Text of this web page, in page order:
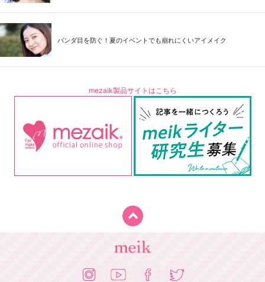
パンダ目を防ぐ！夏のイベントでも崩れにくいアイメイク
mezaik製品サイトはこちら